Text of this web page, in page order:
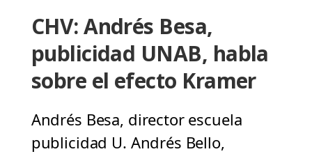
CHV: Andrés Besa,
publicidad UNAB, habla
sobre el efecto Kramer
Andrés Besa, director escuela
publicidad U. Andrés Bello,